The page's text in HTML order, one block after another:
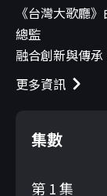
《台灣大歌廳
總監
融合創新與傳
更多資訊
集數
第 1 集